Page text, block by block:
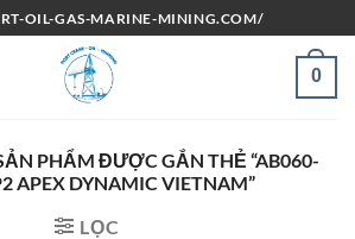
OIL-GAS-MARINE-MINING.COM/
0
PHẨM ĐƯỢC GẮN THẺ “AB060-
APEX DYNAMIC VIETNAM”
LỌC